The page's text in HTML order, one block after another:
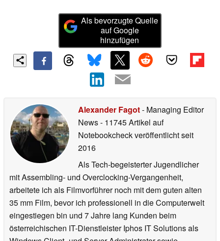
Als bevorzugte Quelle
auf Google
hinzufügen
Alexander Fagot- Managing Editor
News- 11745 Artikel auf
Notebookcheck veröffentlichtseit
2016
Als Tech-begeisterter Jugendlicher
mit Assembling- und Overclocking-Vergangenheit,
arbeitete ich als Filmvorführer noch mit dem guten alten
35 mm Film, bevor ich professionell in die Computerwelt
eingestiegen bin und 7 Jahre lang Kunden beim
österreichischen IT-Dienstleister Iphos IT Solutions als